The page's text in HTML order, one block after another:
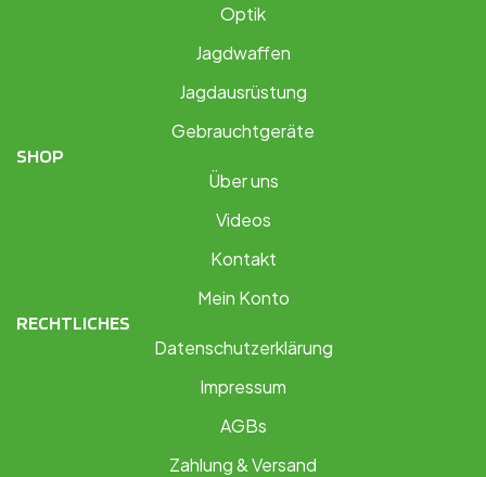
Optik
Jagdwaffen
Jagdausrüstung
Gebrauchtgeräte
SHOP
Über uns
Videos
Kontakt
Mein Konto
RECHTLICHES
Datenschutzerklärung
Impressum
AGBs
Zahlung & Versand